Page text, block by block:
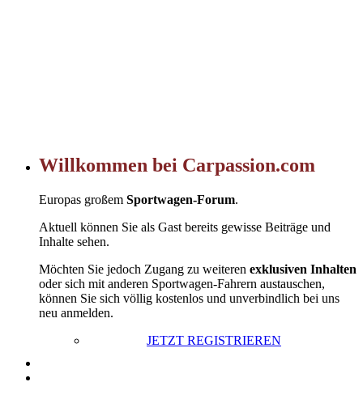
Willkommen bei Carpassion.com
Europas großem Sportwagen-Forum.
Aktuell können Sie als Gast bereits gewisse Beiträge und
Inhalte sehen.
Möchten Sie jedoch Zugang zu weiteren exklusiven Inhalten
oder sich mit anderen Sportwagen-Fahrern austauschen,
können Sie sich völlig kostenlos und unverbindlich bei uns
neu anmelden.
JETZT REGISTRIEREN